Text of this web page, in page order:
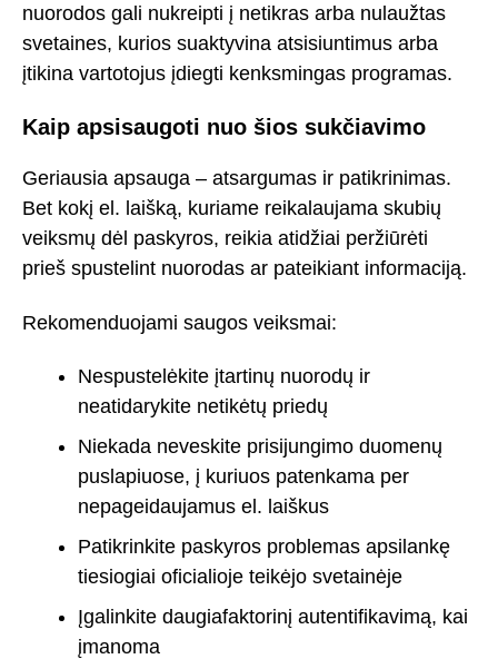
nuorodos gali nukreipti į netikras arba nulaužtas
svetaines, kurios suaktyvina atsisiuntimus arba
įtikina vartotojus įdiegti kenksmingas programas.
Kaip apsisaugoti nuo šios sukčiavimo
Geriausia apsauga – atsargumas ir patikrinimas.
Bet kokį el. laišką, kuriame reikalaujama skubių
veiksmų dėl paskyros, reikia atidžiai peržiūrėti
prieš spustelint nuorodas ar pateikiant informaciją.
Rekomenduojami saugos veiksmai:
Nespustelėkite įtartinų nuorodų ir
neatidarykite netikėtų priedų
Niekada neveskite prisijungimo duomenų
puslapiuose, į kuriuos patenkama per
nepageidaujamus el. laiškus
Patikrinkite paskyros problemas apsilankę
tiesiogiai oficialioje teikėjo svetainėje
Įgalinkite daugiafaktorinį autentifikavimą, kai
įmanoma